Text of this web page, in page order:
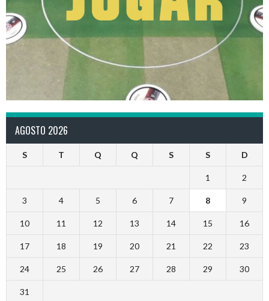
AGOSTO 2026
S T Q Q S S D
1 2
3 4 5 6 7 8 9
10 11 12 13 14 15 16
17 18 19 20 21 22 23
24 25 26 27 28 29 30
31